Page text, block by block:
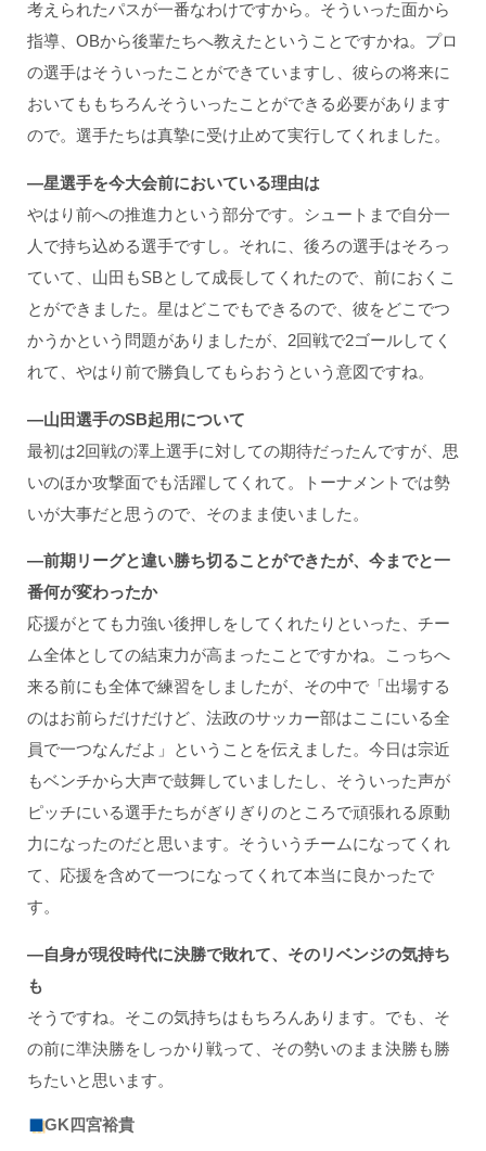
考えられたパスが一番なわけですから。そういった面から
指導、OBから後輩たちへ教えたということですかね。プロ
の選手はそういったことができていますし、彼らの将来に
おいてももちろんそういったことができる必要があります
ので。選手たちは真摯に受け止めて実行してくれました。
―星選手を今大会前においている理由は
やはり前への推進力という部分です。シュートまで自分一
人で持ち込める選手ですし。それに、後ろの選手はそろっ
ていて、山田もSBとして成長してくれたので、前におくこ
とができました。星はどこでもできるので、彼をどこでつ
かうかという問題がありましたが、2回戦で2ゴールしてく
れて、やはり前で勝負してもらおうという意図ですね。
―山田選手のSB起用について
最初は2回戦の澤上選手に対しての期待だったんですが、思
いのほか攻撃面でも活躍してくれて。トーナメントでは勢
いが大事だと思うので、そのまま使いました。
―前期リーグと違い勝ち切ることができたが、今までと一
番何が変わったか
応援がとても力強い後押しをしてくれたりといった、チー
ム全体としての結束力が高まったことですかね。こっちへ
来る前にも全体で練習をしましたが、その中で「出場する
のはお前らだけだけど、法政のサッカー部はここにいる全
員で一つなんだよ」ということを伝えました。今日は宗近
もベンチから大声で鼓舞していましたし、そういった声が
ピッチにいる選手たちがぎりぎりのところで頑張れる原動
力になったのだと思います。そういうチームになってくれ
て、応援を含めて一つになってくれて本当に良かったで
す。
―自身が現役時代に決勝で敗れて、そのリベンジの気持ち
も
そうですね。そこの気持ちはもちろんあります。でも、そ
の前に準決勝をしっかり戦って、その勢いのまま決勝も勝
ちたいと思います。
GK四宮裕貴